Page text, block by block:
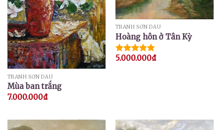
TRANH SƠN DẦU
Mùa ban trắng
7.000.000₫
TRANH SƠN DẦU
Hoàng hôn ở Tân Kỳ
Được xếp
5.000.000₫